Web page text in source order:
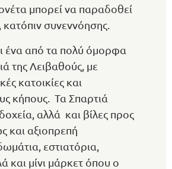
μπορεί να παραδοθεί
κατόπιν συνεννόησης.
ένα από τα πολύ όμορφα
της Λειβαθούς, με
κατοικίες και
κήπους. Τα Σπαρτιά
αλλά και βίλες προς
και αξιοπρεπή
εστιατόρια,
και μίνι μάρκετ όπου ο